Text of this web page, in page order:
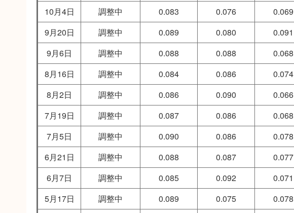
10月4日
調整中 0.083 0.076 0.069
9月20日
調整中 0.089 0.080 0.091
9月6日
調整中 0.088 0.088 0.068
8月16日
調整中 0.084 0.086 0.074
8月2日
調整中 0.086 0.090 0.066
7月19日
調整中 0.087 0.086 0.068
7月5日
調整中 0.090 0.086 0.078
6月21日
調整中 0.088 0.087 0.077
6月7日
調整中 0.085 0.092 0.071
5月17日
調整中 0.089 0.075 0.078